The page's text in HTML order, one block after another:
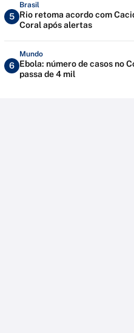
5
Brasil
Rio retoma acordo com
Coral após alertas
6
Mundo
Ebola: número de casos no
passa de 4 mil